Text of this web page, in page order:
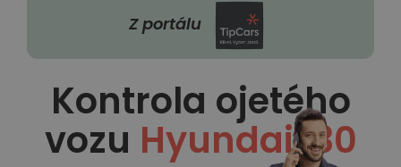
Německo
Z portálu
Kontrola ojetého
vozu Hyundai i30